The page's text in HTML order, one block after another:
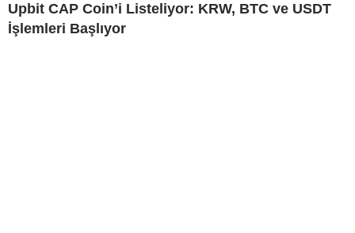
Upbit CAP Coin’i Listeliyor: KRW, BTC ve USDT
İşlemleri Başlıyor